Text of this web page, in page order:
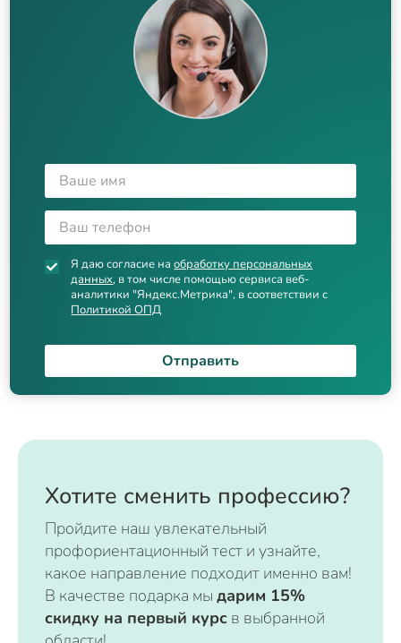
Я даю согласие наобработку персональных
данных, в том числе помощью сервиса веб-
аналитики "Яндекс.Метрика", в соответствии с
Политикой ОПД
Отправить
Хотите сменить профессию?
Пройдите наш увлекательный
профориентационный тест и узнайте,
какое направление подходит именно вам!
В качестве подарка мы дарим 15%
скидку на первый курс в выбранной